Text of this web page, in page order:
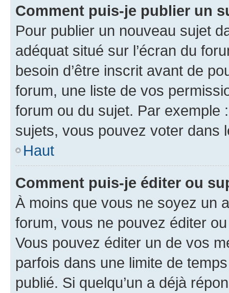
Comment puis-je publier un
Pour publier un nouveau sujet
adéquat situé sur l’écran du
besoin d’être inscrit avant de
forum, une liste de vos
forum ou du sujet. Par exemple
sujets, vous pouvez voter dans
Haut
Comment puis-je éditer ou
À moins que vous ne soyez un
forum, vous ne pouvez éditer
Vous pouvez éditer un de vos
parfois dans une limite de
publié. Si quelqu’un a déjà